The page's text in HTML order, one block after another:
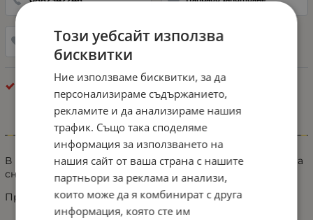
Добави в любими
Информация
В кутията са включен 408 бр. щипки от показаните на
снимката модели.
Приложение : Nissan Нисан
Този уебсайт използва
бисквитки
Ние използваме бисквитки, за да
персонализираме съдържанието,
рекламите и да анализираме нашия
трафик. Също така споделяме
информация за използването на
нашия сайт от ваша страна с нашите
партньори за реклама и анализи,
които може да я комбинират с друга
информация, която сте им